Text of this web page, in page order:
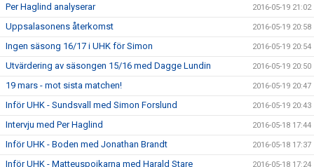
Per Haglind analyserar 2016-05-19 21:02
Uppsalasonens återkomst 2016-05-19 20:58
Ingen säsong 16/17 i UHK för Simon 2016-05-19 20:54
Utvärdering av säsongen 15/16 med Dagge Lundin 2016-05-19 20:50
19 mars - mot sista matchen! 2016-05-19 20:47
Inför UHK - Sundsvall med Simon Forslund 2016-05-19 20:43
Intervju med Per Haglind 2016-05-18 17:44
Inför UHK - Boden med Jonathan Brandt 2016-05-18 17:37
Inför UHK - Matteuspojkarna med Harald Stare 2016-05-18 17:24